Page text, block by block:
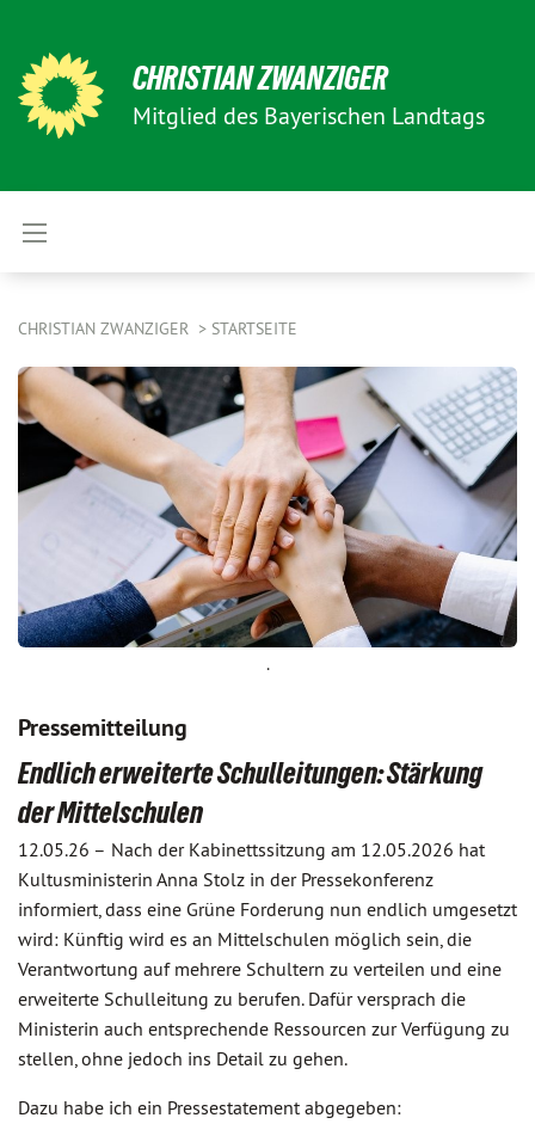
CHRISTIAN ZWANZIGER
Mitglied des Bayerischen Landtags
CHRISTIAN ZWANZIGER STARTSEITE
.
Pressemitteilung
Endlich erweiterte Schulleitungen: Stärkung
der Mittelschulen
12.05.26 – Nach der Kabinettssitzung am 12.05.2026 hat
Kultusministerin Anna Stolz in der Pressekonferenz
informiert, dass eine Grüne Forderung nun endlich umgesetzt
wird: Künftig wird es an Mittelschulen möglich sein, die
Verantwortung auf mehrere Schultern zu verteilen und eine
erweiterte Schulleitung zu berufen. Dafür versprach die
Ministerin auch entsprechende Ressourcen zur Verfügung zu
stellen, ohne jedoch ins Detail zu gehen.
Dazu habe ich ein Pressestatement abgegeben: